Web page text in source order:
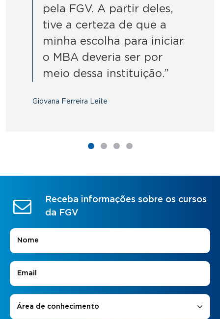
pela FGV. A partir deles,
tive a certeza de que a
minha escolha para iniciar
o MBA deveria ser por
meio dessa instituição.”
Giovana Ferreira Leite
Receba informações sobre os cursos
da FGV
Nome
E-mail
Áreas de Interesse
Área de conhecimento